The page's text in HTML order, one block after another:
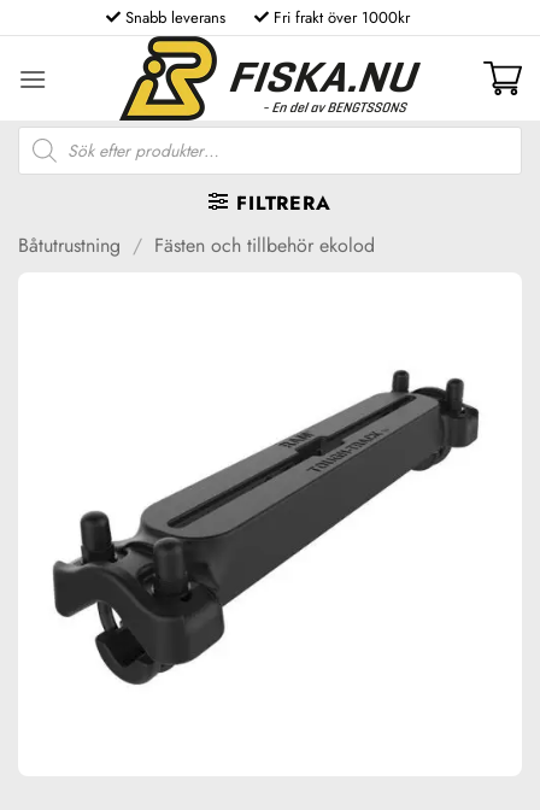
to
content
Snabb leverans Fri frakt över 1000kr
Produktsökning
FILTRERA
Båtutrustning / Fästen och tillbehör ekolod